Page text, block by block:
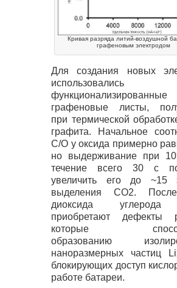
Кривая разряда литий-воздушной
графеновым электродом
Для создания новых
использовались
функционализированные
графеновые листы,
при термической
графита. Начальное
C/O у оксида примерно
но выдерживание при
течение всего 30 с
увеличить его до ~15
выделения CO2.
диоксида углерода
приобретают дефекты
которые
образованию
наноразмерных частиц
блокирующих доступ
работе батареи.